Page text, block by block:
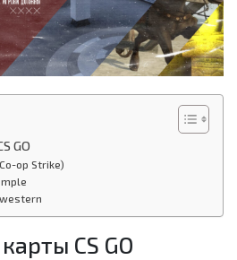
GO
op Strike)
CS GO